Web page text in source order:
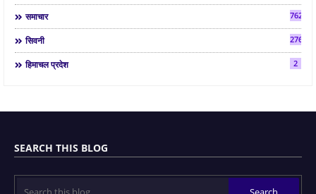
समाचार 7624
सिवनी 2763
हिमाचल प्रदेश 2
SEARCH THIS BLOG